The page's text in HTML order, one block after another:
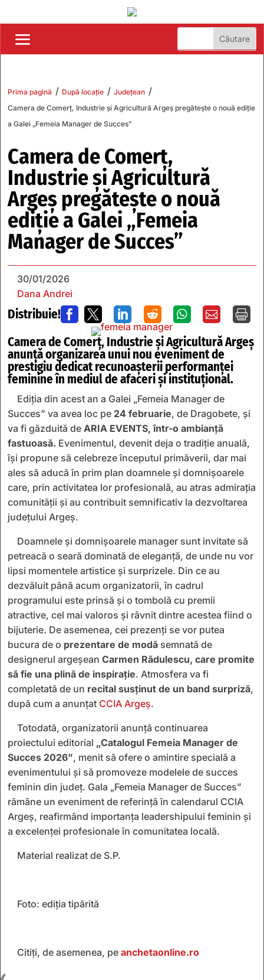
Prima pagină / După locație / Județean /
Camera de Comerț, Industrie și Agricultură Argeș pregătește o nouă ediție
a Galei „Femeia Manager de Succes”
Camera de Comerț,
Industrie și Agricultură
Argeș pregătește o nouă
ediție a Galei „Femeia
Manager de Succes”
30/01/2026
Dana Andrei
Distribuie!       
Camera de Comerț, Industrie și Agricultură Argeș
anunță organizarea unui nou eveniment de
prestigiu dedicat recunoașterii performanței
feminine în mediul de afaceri și instituțional.
Ediția din acest an a Galei „Femeia Manager de
Succes” va avea loc pe 24 februarie, de Dragobete, și
va fi găzduită de ARIA EVENTS, într-o ambianță
fastuoasă. Evenimentul, devenit deja o tradiție anuală,
își propune să celebreze începutul primăverii, dar mai
ales să aducă în prim plan doamnele și domnișoarele
care, prin activitatea lor profesională, au atras admirația
comunității și au contribuit semnificativ la dezvoltarea
județului Argeș.
Doamnele și domnișoarele manager sunt invitate să
petreacă o seară dominată de eleganță, de unde nu vor
lipsi momentele artistice și surprizele. Din ce au
dezvăluit până acum organizatorii, în cadrul
programului este prinsă și o tombolă cu premii
atractive, cel mai valoros și râvnit dintre acestea fiind o
bijuterie. De asemenea, cei prezenți se vor putea
bucura de o prezentare de modă semnată de
designerul argeșean Carmen Rădulescu, care promite
să fie una plină de inspirație. Atmosfera va fi
completată de un recital susținut de un band surpriză,
după cum a anunțat CCIA Argeș.
Totodată, organizatorii anunță continuarea
proiectului editorial „Catalogul Femeia Manager de
Succes 2026”, menit să ofere o amintire specială a
evenimentului și să promoveze modelele de succes
feminin din județ. Gala „Femeia Manager de Succes”
rămâne un eveniment de referință în calendarul CCIA
Argeș, reafirmând importanța leadershipului feminin și
a excelenței profesionale în comunitatea locală.
Material realizat de S.P.
Foto: ediția tipărită
Citiți, de asemenea, pe anchetaonline.ro